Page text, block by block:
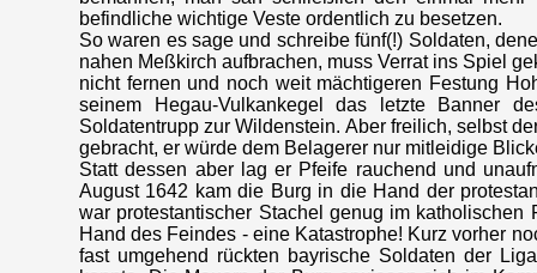
befindliche wichtige Veste ordentlich zu besetzen.
So waren es sage und schreibe fünf(!) Soldaten,
nahen Meßkirch aufbrachen, muss Verrat ins Spiel
nicht fernen und noch weit mächtigeren Festung
seinem Hegau-Vulkankegel das letzte Banner
Soldatentrupp zur Wildenstein. Aber freilich, selbst
gebracht, er würde dem Belagerer nur mitleidige
Statt dessen aber lag er Pfeife rauchend und
August 1642 kam die Burg in die Hand der
war protestantischer Stachel genug im
Hand des Feindes - eine Katastrophe! Kurz vorher
fast umgehend rückten bayrische Soldaten der